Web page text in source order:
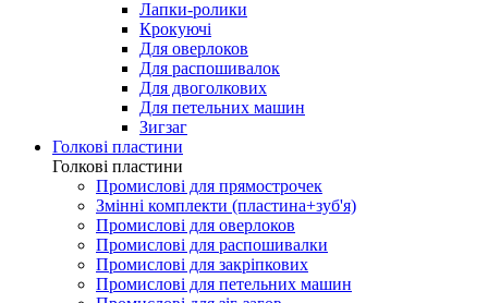
Лапки-ролики
Крокуючі
Для оверлоков
Для распошивалок
Для двоголкових
Для петельних машин
Зигзаг
Голкові пластини
Голкові пластини
Промислові для прямострочек
Змінні комплекти (пластина+зуб'я)
Промислові для оверлоков
Промислові для распошивалки
Промислові для закріпкових
Промислові для петельних машин